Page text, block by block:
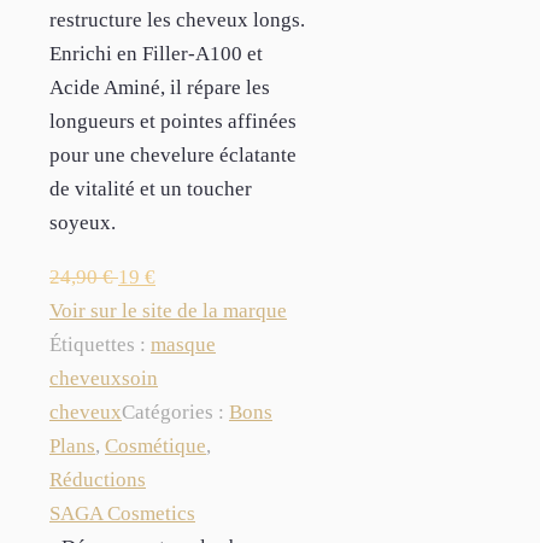
restructure les cheveux longs.
Enrichi en Filler-A100 et
Acide Aminé, il répare les
longueurs et pointes affinées
pour une chevelure éclatante
de vitalité et un toucher
soyeux.
24,90€ 19 €
Voir sur le site de la marque
Étiquettes : masque
cheveuxsoin
cheveuxCatégories : Bons
Plans, Cosmétique,
Réductions
SAGA Cosmetics